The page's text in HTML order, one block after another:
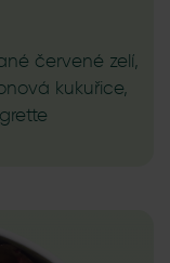
červené zelí,
kukuřice,